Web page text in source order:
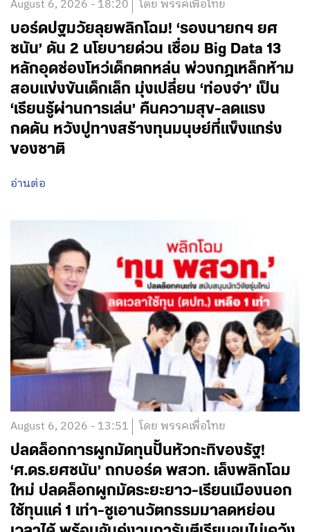
August 6, 2026 - 18:20 โดย พรรคเพื่อไทย
บอร์ดปฐมวัยลุยพลิกโฉม! ‘รองนายกฯ ยศ
ชนัน’ ดัน 2 นโยบายด่วน เชื่อม Big Data 13
หลักอุดช่องโหว่เด็กตกหล่น พ่วงกฎเหล็กห้าม
สอบแข่งขันเด็กเล็ก มุ่งเปลี่ยน ‘ท่องจำ’ เป็น
‘เรียนรู้ผ่านการเล่น’ คืนความสุข-ลดแรง
กดดัน หวังปูทางสร้างทุนมนุษย์ที่แข็งแกร่ง
ของชาติ
อ่านต่อ
August 6, 2026 - 13:51 โดย พรรคเพื่อไทย
ปลดล็อกการผูกมัดทุนปั้นหัวกะทิของรัฐ!
‘ศ.ดร.ยศชนัน’ ถกบอร์ด พสวท. เล็งพลิกโฉม
ใหม่ ปลดล็อกผูกมัดระยะยาว-เรียนเมืองนอก
ใช้ทุนแค่ 1 เท่า-ชูเอานวัตกรรมมาลดหย่อน